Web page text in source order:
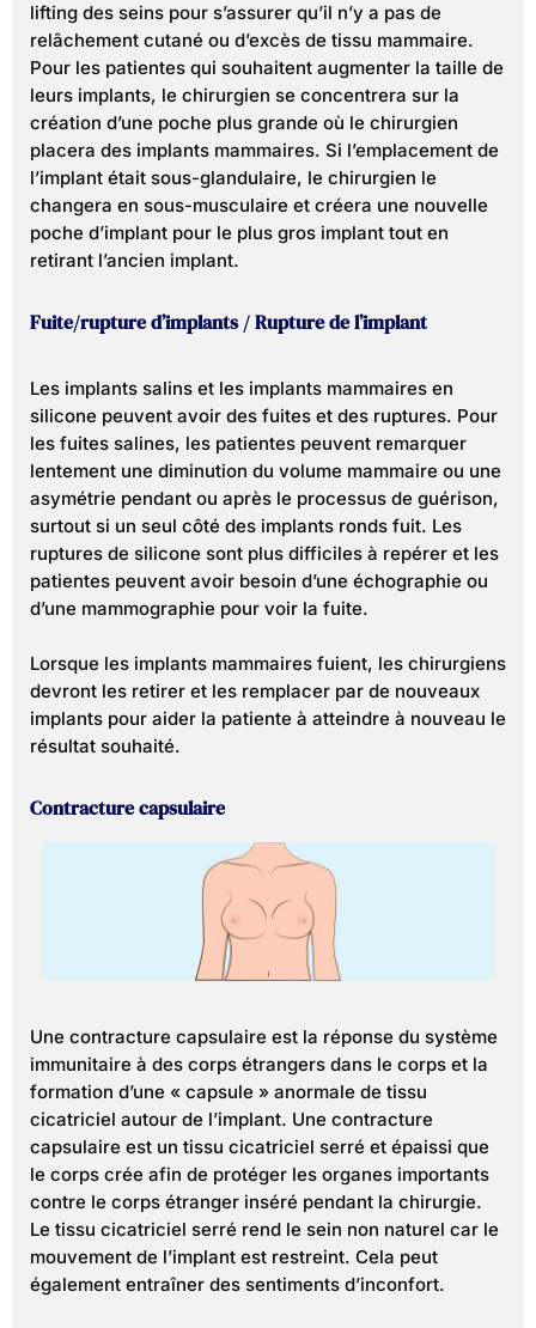
lifting des seins pour s’assurer qu’il n’y a pas de
relâchement cutané ou d’excès de tissu mammaire.
Pour les patientes qui souhaitent augmenter la taille de
leurs implants, le chirurgien se concentrera sur la
création d’une poche plus grande où le chirurgien
placera des implants mammaires. Si l’emplacement de
l’implant était sous-glandulaire, le chirurgien le
changera en sous-musculaire et créera une nouvelle
poche d’implant pour le plus gros implant tout en
retirant l’ancien implant.
Fuite/rupture d’implants / Rupture de l’implant
Les implants salins et les implants mammaires en
silicone peuvent avoir des fuites et des ruptures. Pour
les fuites salines, les patientes peuvent remarquer
lentement une diminution du volume mammaire ou une
asymétrie pendant ou après le processus de guérison,
surtout si un seul côté des implants ronds fuit. Les
ruptures de silicone sont plus difficiles à repérer et les
patientes peuvent avoir besoin d’une échographie ou
d’une mammographie pour voir la fuite.
Lorsque les implants mammaires fuient, les chirurgiens
devront les retirer et les remplacer par de nouveaux
implants pour aider la patiente à atteindre à nouveau le
résultat souhaité.
Contracture capsulaire
Une contracture capsulaire est la réponse du système
immunitaire à des corps étrangers dans le corps et la
formation d’une « capsule » anormale de tissu
cicatriciel autour de l’implant. Une contracture
capsulaire est un tissu cicatriciel serré et épaissi que
le corps crée afin de protéger les organes importants
contre le corps étranger inséré pendant la chirurgie.
Le tissu cicatriciel serré rend le sein non naturel car le
mouvement de l’implant est restreint. Cela peut
également entraîner des sentiments d’inconfort.